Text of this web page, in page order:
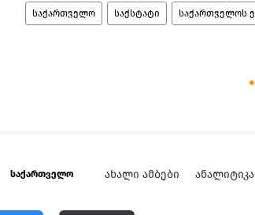
საქართველო საქსტატი საქართველოს
საქართველო ᲐᲮᲐᲚᲘ ᲐᲛᲑᲔᲑᲘ ᲐᲜᲐᲚᲘᲢᲘᲙᲐ